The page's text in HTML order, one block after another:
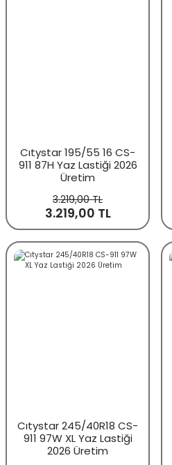
Cıtystar 195/55 16 CS-
911 87H Yaz Lastiği 2026
Üretim
3.219,00 TL
3.219,00 TL
Cıtystar 245/40R18 CS-
911 97W XL Yaz Lastiği
2026 Üretim